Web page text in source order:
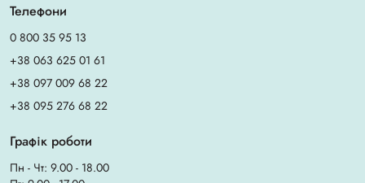
Телефони
0 800 35 95 13
+38 063 625 01 61
+38 097 009 68 22
+38 095 276 68 22
Графік роботи
Пн - Чт: 9.00 - 18.00